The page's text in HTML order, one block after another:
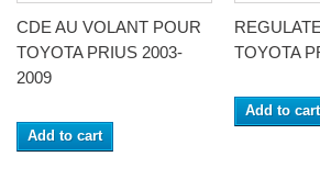
CDE AU VOLANT POUR
TOYOTA PRIUS 2003-
2009
Add to cart
TOYOTA
Add to cart